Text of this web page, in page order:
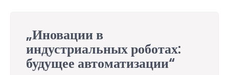
„Иновации в
индустриальных роботах:
будущее автоматизации“